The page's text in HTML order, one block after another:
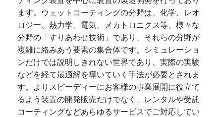
ます。ウェットコーティングの分野は、化学、レオ
ロジー、熱力学、電気、メカトロニクス等、様々な
分野の「すりあわせ技術」であり、それらの分野が
複雑に絡みあう要素の集合体です。シミュレーショ
ンだけでは説明しきれない世界であり、実際の実験
などを経て最適解を導いていく手法が必要とされま
す。よりスピーディーにお客様の事業展開に役立て
るよう装置の開発販売だけでなく、レンタルや受託
コーティングなどあらゆるサービスでご対応してい